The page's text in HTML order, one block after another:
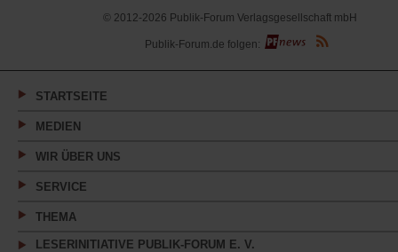
© 2012-2026 Publik-Forum Verlagsgesellschaft mbH
(Öffnet
in
neuen
Publik-Forum.de folgen:
STARTSEITE
MEDIEN
WIR ÜBER UNS
SERVICE
THEMA
LESERINITIATIVE PUBLIK-FORUM E. V.